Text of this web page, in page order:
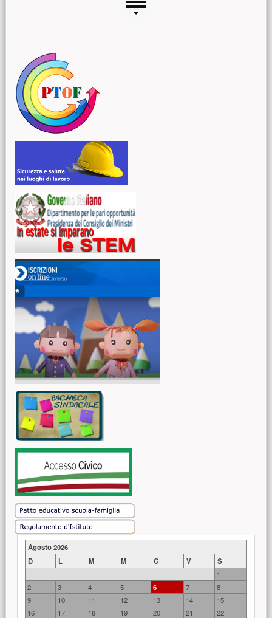
Agosto 2026
D
L M M G V
S
1
2
3 4 5 6 7
8
9
10 11 12 13 14
15
16
17 18 19 20 21
22